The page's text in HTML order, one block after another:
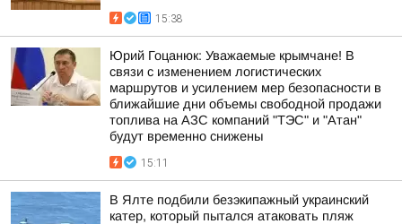
15:38
Юрий Гоцанюк: Уважаемые крымчане! В
связи с изменением логистических
маршрутов и усилением мер безопасности в
ближайшие дни объемы свободной продажи
топлива на АЗС компаний "ТЭС" и "Атан"
будут временно снижены
15:11
В Ялте подбили безэкипажный украинский
катер, который пытался атаковать пляж